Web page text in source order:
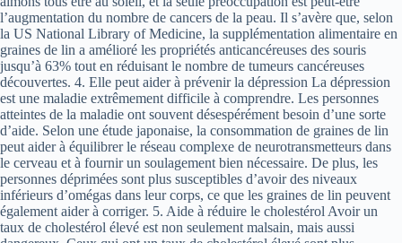
l’augmentation du nombre de cancers de la peau. Il s’avère que, selon
la US National Library of Medicine, la supplémentation alimentaire en
graines de lin a amélioré les propriétés anticancéreuses des souris
jusqu’à 63% tout en réduisant le nombre de tumeurs cancéreuses
découvertes. 4. Elle peut aider à prévenir la dépression La dépression
est une maladie extrêmement difficile à comprendre. Les personnes
atteintes de la maladie ont souvent désespérément besoin d’une sorte
d’aide. Selon une étude japonaise, la consommation de graines de lin
peut aider à équilibrer le réseau complexe de neurotransmetteurs dans
le cerveau et à fournir un soulagement bien nécessaire. De plus, les
personnes déprimées sont plus susceptibles d’avoir des niveaux
inférieurs d’omégas dans leur corps, ce que les graines de lin peuvent
également aider à corriger. 5. Aide à réduire le cholestérol Avoir un
taux de cholestérol élevé est non seulement malsain, mais aussi